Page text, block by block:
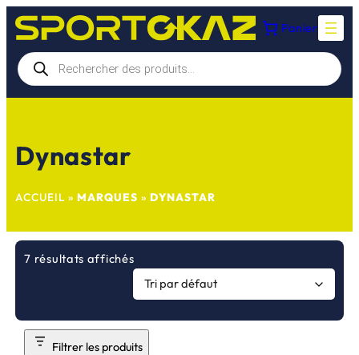
Aller
au
contenu
Panier
Recherche
de
produits
Dynastar
ACCUEIL » MARQUES » DYNASTAR
7 résultats affichés
Filtrer les produits